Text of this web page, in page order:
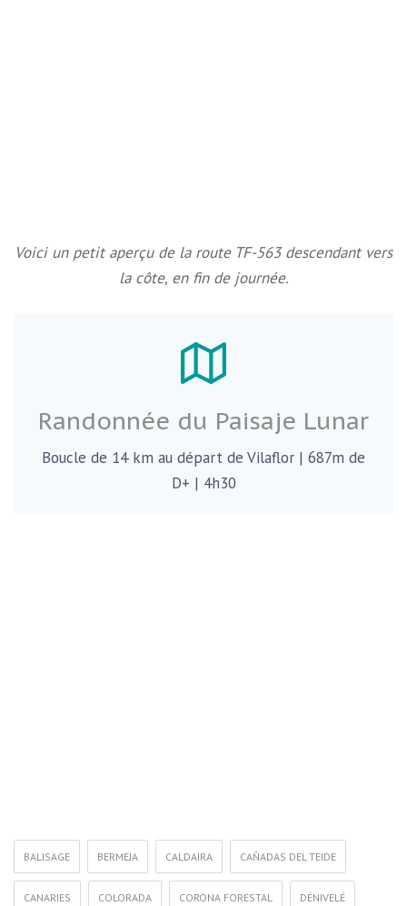
Voici un petit aperçu de la route TF-563 descendant vers
la côte, en fin de journée.
Randonnée du Paisaje Lunar
Boucle de 14 km au départ de Vilaflor | 687m de
D+ | 4h30
BALISAGE BERMEJA CALDAIRA CAÑADAS DEL TEIDE
CANARIES COLORADA CORONA FORESTAL DÉNIVELÉ